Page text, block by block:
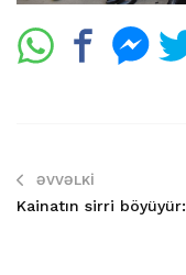
ƏVVƏLKI
Kainatın sirri böyüyür: